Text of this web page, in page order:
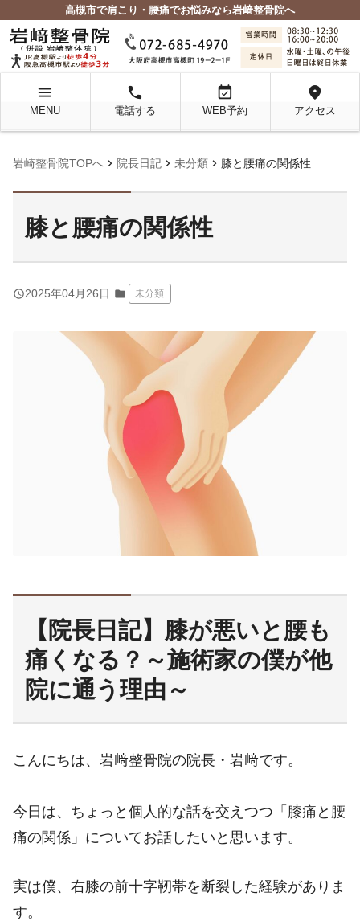
高槻市で肩こり・腰痛でお悩みなら岩﨑整骨院へ
menu
MENU
local_phone
電話する
event_available
WEB予約
location_on
アクセス
岩崎整骨院TOPへ chevron_right 院長日記 chevron_right 未分類 chevron_right 膝と腰痛の関係性
膝と腰痛の関係性
query_builder2025年04月26日 folder 未分類
【院長日記】膝が悪いと腰も
痛くなる？～施術家の僕が他
院に通う理由～
こんにちは、岩﨑整骨院の院長・岩﨑です。
今日は、ちょっと個人的な話を交えつつ「膝痛と腰
痛の関係」についてお話したいと思います。
実は僕、右膝の前十字靭帯を断裂した経験がありま
す。